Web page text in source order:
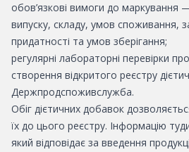
обов’язкові вимоги до
випуску, складу, умов споживання,
придатності та умов зберігання;
регулярні лабораторні перевірки
створення відкритого реєстру
Держпродспоживслужба.
Обіг дієтичних добавок
їх до цього реєстру. Інформацію
який відповідає за введення